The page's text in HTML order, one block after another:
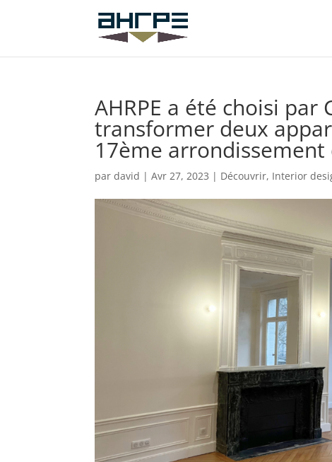
AHRPE a été choisi
transformer deux
17ème arrondissement
pardavid |Avr 27, 2023 | Découvrir, Interior